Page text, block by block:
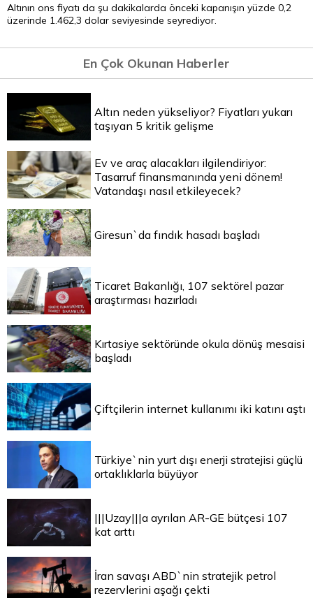
Altının ons fiyatı da şu dakikalarda önceki kapanışın yüzde 0,2
üzerinde 1.462,3 dolar seviyesinde seyrediyor.
En Çok Okunan Haberler
Altın neden yükseliyor? Fiyatları yukarı
taşıyan 5 kritik gelişme
Ev ve araç alacakları ilgilendiriyor:
Tasarruf finansmanında yeni dönem!
Vatandaşı nasıl etkileyecek?
Giresun`da fındık hasadı başladı
Ticaret Bakanlığı, 107 sektörel pazar
araştırması hazırladı
Kırtasiye sektöründe okula dönüş mesaisi
başladı
Çiftçilerin internet kullanımı iki katını aştı
Türkiye`nin yurt dışı enerji stratejisi güçlü
ortaklıklarla büyüyor
|||Uzay|||a ayrılan AR-GE bütçesi 107
kat arttı
İran savaşı ABD`nin stratejik petrol
rezervlerini aşağı çekti